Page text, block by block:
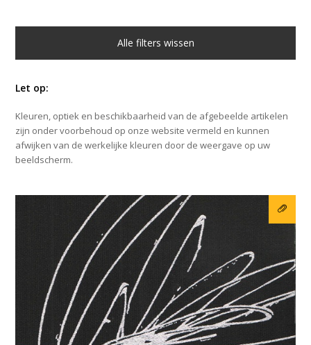
Alle filters wissen
Let op:
Kleuren, optiek en beschikbaarheid van de afgebeelde artikelen
zijn onder voorbehoud op onze website vermeld en kunnen
afwijken van de werkelijke kleuren door de weergave op uw
beeldscherm.